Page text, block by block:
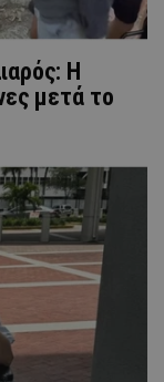
Η
μετά το